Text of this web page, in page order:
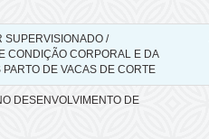
SUPERVISIONADO /
CONDIÇÃO CORPORAL E DA
DE VACAS DE CORTE
DESENVOLVIMENTO DE